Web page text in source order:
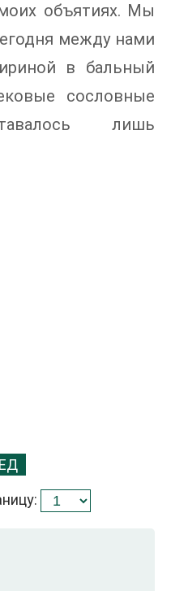
объятиях. Мы
между нами
в бальный
сословные
лишь